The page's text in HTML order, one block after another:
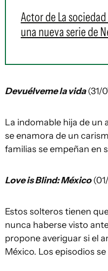
Actor de La
una nueva serie de
Devuélveme la vida(31/
La indomable hija de
se enamora de un
familias se empeñan en
Love is Blind: México
Estos solteros tienen
nunca haberse visto
propone averiguar si el
México. Los episodios